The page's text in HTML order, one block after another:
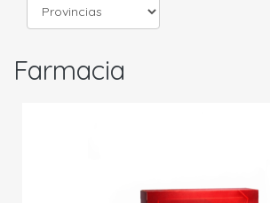
Farmacia